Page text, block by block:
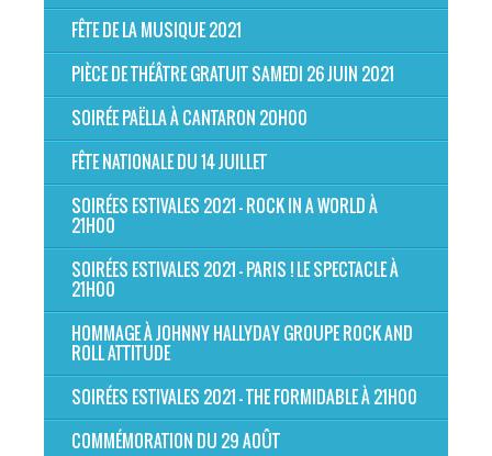
FÊTE DE LA MUSIQUE 2021
PIÈCE DE THÉÂTRE GRATUIT SAMEDI 26 JUIN 2021
SOIRÉE PAËLLA À CANTARON 20H00
FÊTE NATIONALE DU 14 JUILLET
SOIRÉES ESTIVALES 2021 - ROCK IN A WORLD À
21H00
SOIRÉES ESTIVALES 2021 - PARIS ! LE SPECTACLE À
21H00
HOMMAGE À JOHNNY HALLYDAY GROUPE ROCK AND
ROLL ATTITUDE
SOIRÉES ESTIVALES 2021 - THE FORMIDABLE À 21H00
COMMÉMORATION DU 29 AOÛT